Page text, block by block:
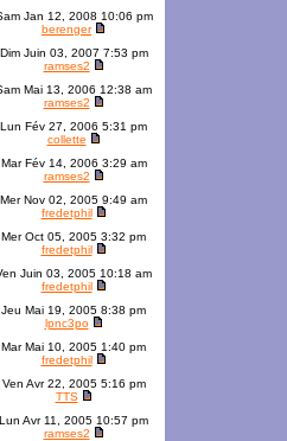
Jan 12, 2008 10:06 pm
berenger
Dim Juin 03, 2007 7:53 pm
ramses2
Mai 13, 2006 12:38 am
ramses2
Lun Fév 27, 2006 5:31 pm
collette
Mar Fév 14, 2006 3:29 am
ramses2
Mer Nov 02, 2005 9:49 am
fredetphil
Mer Oct 05, 2005 3:32 pm
fredetphil
Juin 03, 2005 10:18 am
fredetphil
Jeu Mai 19, 2005 8:38 pm
lpnc3po
Mar Mai 10, 2005 1:40 pm
fredetphil
Ven Avr 22, 2005 5:16 pm
TTS
Lun Avr 11, 2005 10:57 pm
ramses2